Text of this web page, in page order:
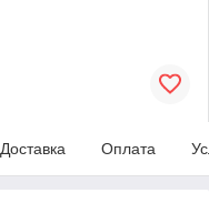
Доставка Оплата